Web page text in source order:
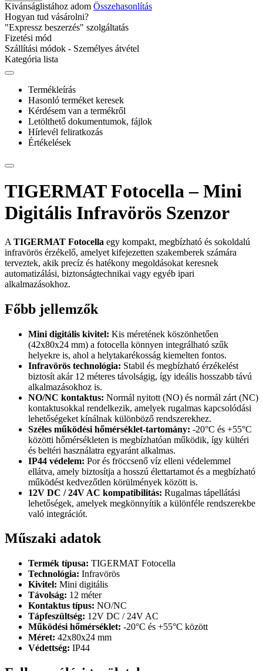
Kivánságlistához adom Összehasonlítás
Hogyan tud vásárolni?
"Expressz beszerzés" szolgáltatás
Fizetési mód
Szállítási módok - Személyes átvétel
Kategória lista
Termékleírás
Hasonló terméket keresek
Kérdésem van a termékről
Letölthető dokumentumok, fájlok
Hírlevél feliratkozás
Értékelések
TIGERMAT Fotocella – Mini
Digitális Infravörös Szenzor
A TIGERMAT Fotocella egy kompakt, megbízható és sokoldalú
infravörös érzékelő, amelyet kifejezetten szakemberek számára
terveztek, akik precíz és hatékony megoldásokat keresnek
automatizálási, biztonságtechnikai vagy egyéb ipari
alkalmazásokhoz.
Főbb jellemzők
Mini digitális kivitel: Kis méretének köszönhetően
(42x80x24 mm) a fotocella könnyen integrálható szűk
helyekre is, ahol a helytakarékosság kiemelten fontos.
Infravörös technológia: Stabil és megbízható érzékelést
biztosít akár 12 méteres távolságig, így ideális hosszabb távú
alkalmazásokhoz is.
NO/NC kontaktus: Normál nyitott (NO) és normál zárt (NC)
kontaktusokkal rendelkezik, amelyek rugalmas kapcsolódási
lehetőségeket kínálnak különböző rendszerekhez.
Széles működési hőmérséklet-tartomány: -20°C és +55°C
közötti hőmérsékleten is megbízhatóan működik, így kültéri
és beltéri használatra egyaránt alkalmas.
IP44 védelem: Por és fröccsenő víz elleni védelemmel
ellátva, amely biztosítja a hosszú élettartamot és a megbízható
működést kedvezőtlen körülmények között is.
12V DC / 24V AC kompatibilitás: Rugalmas tápellátási
lehetőségek, amelyek megkönnyítik a különféle rendszerekbe
való integrációt.
Műszaki adatok
Termék típusa: TIGERMAT Fotocella
Technológia: Infravörös
Kivitel: Mini digitális
Távolság: 12 méter
Kontaktus típus: NO/NC
Tápfeszültség: 12V DC / 24V AC
Működési hőmérséklet: -20°C és +55°C között
Méret: 42x80x24 mm
Védettség: IP44